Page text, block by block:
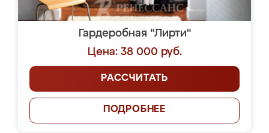
Гардеробная "Лирти"
Цена: 38 000 руб.
РАССЧИТАТЬ
ПОДРОБНЕЕ